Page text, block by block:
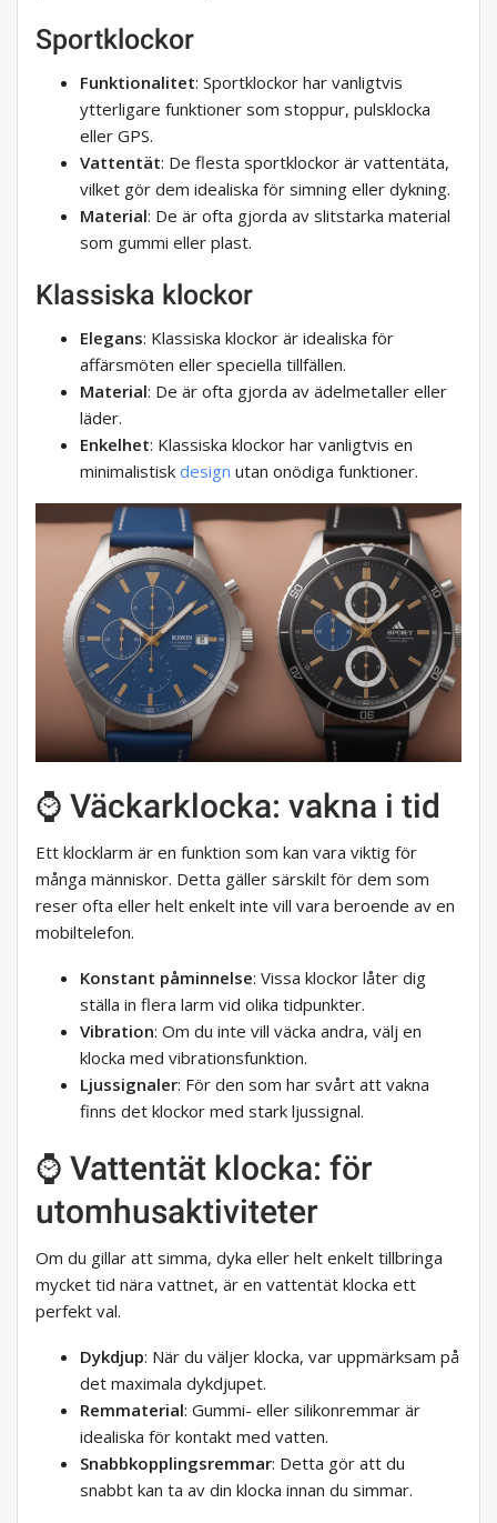
Sportklockor
Funktionalitet: Sportklockor har vanligtvis
ytterligare funktioner som stoppur, pulsklocka
eller GPS.
Vattentät: De flesta sportklockor är vattentäta,
vilket gör dem idealiska för simning eller dykning.
Material: De är ofta gjorda av slitstarka material
som gummi eller plast.
Klassiska klockor
Elegans: Klassiska klockor är idealiska för
affärsmöten eller speciella tillfällen.
Material: De är ofta gjorda av ädelmetaller eller
läder.
Enkelhet: Klassiska klockor har vanligtvis en
minimalistisk design utan onödiga funktioner.
⌚ Väckarklocka: vakna i tid
Ett klocklarm är en funktion som kan vara viktig för
många människor. Detta gäller särskilt för dem som
reser ofta eller helt enkelt inte vill vara beroende av en
mobiltelefon.
Konstant påminnelse: Vissa klockor låter dig
ställa in flera larm vid olika tidpunkter.
Vibration: Om du inte vill väcka andra, välj en
klocka med vibrationsfunktion.
Ljussignaler: För den som har svårt att vakna
finns det klockor med stark ljussignal.
⌚ Vattentät klocka: för
utomhusaktiviteter
Om du gillar att simma, dyka eller helt enkelt tillbringa
mycket tid nära vattnet, är en vattentät klocka ett
perfekt val.
Dykdjup: När du väljer klocka, var uppmärksam på
det maximala dykdjupet.
Remmaterial: Gummi- eller silikonremmar är
idealiska för kontakt med vatten.
Snabbkopplingsremmar: Detta gör att du
snabbt kan ta av din klocka innan du simmar.